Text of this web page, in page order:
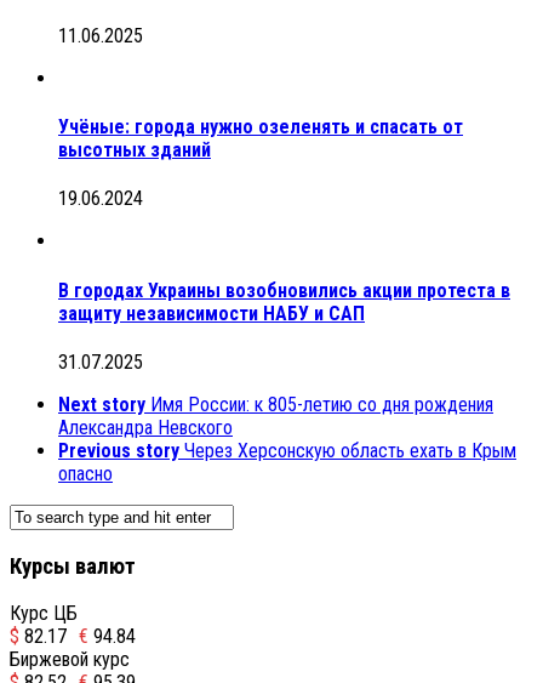
11.06.2025
Учёные: города нужно озеленять и спасать от
высотных зданий
19.06.2024
В городах Украины возобновились акции протеста в
защиту независимости НАБУ и САП
31.07.2025
Next story Имя России: к 805-летию со дня рождения
Александра Невского
Previous story Через Херсонскую область ехать в Крым
опасно
Курсы валют
Курс ЦБ
$ 82.17 € 94.84
Биржевой курс